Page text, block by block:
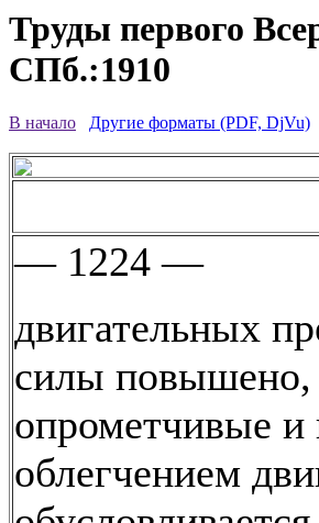
Труды первого
СПб.:1910
В начало Другие форматы (PDF, DjVu)
— 1224 —
двигательных
силы повышено,
опрометчивые и
облегчением